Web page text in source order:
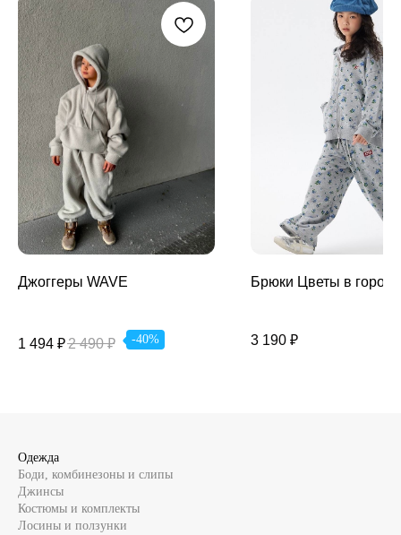
Джоггеры WAVE
1 494 ₽2 490 ₽ -40%
Брюки Цветы в городе
3 190 ₽
Одежда
Боди, комбинезоны и слипы
Джинсы
Костюмы и комплекты
Лосины и ползунки